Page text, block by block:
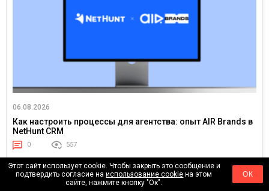
06.08.2026
Как настроить процессы для агентства: опыт AIR Brands в
NetHunt CRM
0 557
Этот сайт использует cookie. Чтобы закрыть это сообщение и
подтвердить согласие наиспользование cookie на этом
сайте, нажмите кнопку "Ок".
ОК